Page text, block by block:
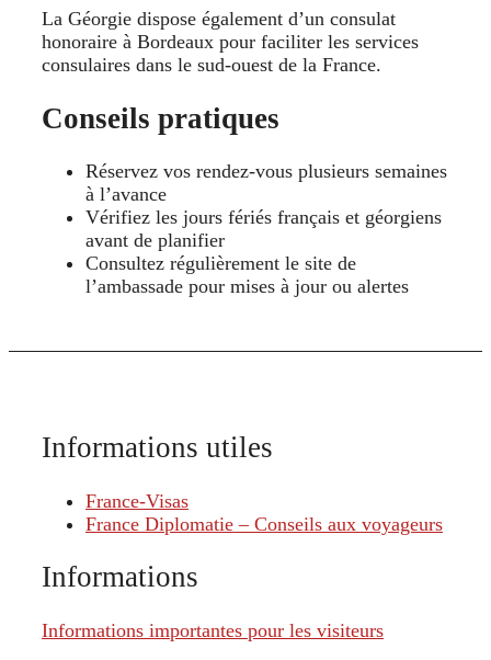
La Géorgie dispose également d’un consulat
honoraire à Bordeaux pour faciliter les services
consulaires dans le sud‑ouest de la France.
Conseils pratiques
Réservez vos rendez-vous plusieurs semaines
à l’avance
Vérifiez les jours fériés français et géorgiens
avant de planifier
Consultez régulièrement le site de
l’ambassade pour mises à jour ou alertes
Informations utiles
France-Visas
France Diplomatie – Conseils aux voyageurs
Informations
Informations importantes pour les visiteurs